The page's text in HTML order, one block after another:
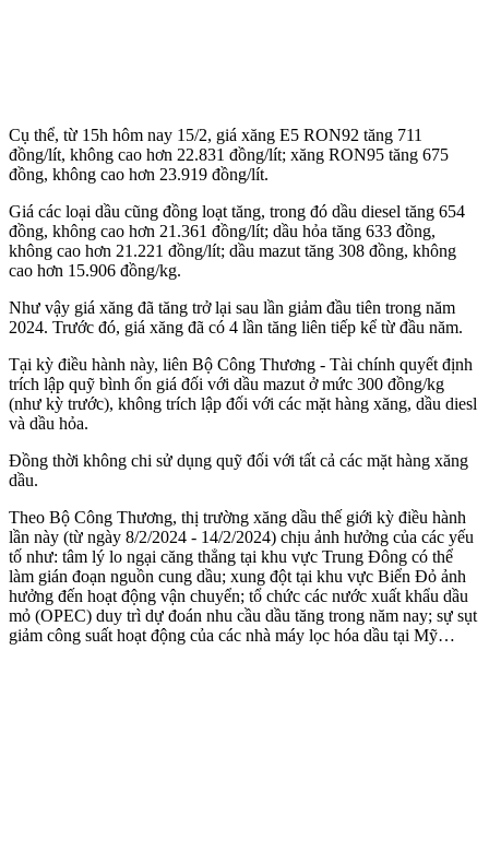
Cụ thể, từ 15h hôm nay 15/2, giá xăng E5 RON92 tăng 711
đồng/lít, không cao hơn 22.831 đồng/lít; xăng RON95 tăng 675
đồng, không cao hơn 23.919 đồng/lít.
Giá các loại dầu cũng đồng loạt tăng, trong đó dầu di‌esel tăng 654
đồng, không cao hơn 21.361 đồng/lít; dầu hỏa tăng 633 đồng,
không cao hơn 21.221 đồng/lít; dầu mazut tăng 308 đồng, không
cao hơn 15.906 đồng/kg.
Như vậy giá xăng đã tăng trở lại sau lần giảm đầu tiên trong năm
2024. Trước đó, giá xăng đã có 4 lần tăng liên tiếp kể từ đầu năm.
Tại kỳ điều hành này, liên Bộ Công Thương - Tài chính quyết định
trích lập quỹ bình ổn giá đối với dầu mazut ở mức 300 đồng/kg
(như kỳ trước), không trích lập đối với các mặt hàng xăng, dầu di‌esl
và dầu hỏa.
Đồng thời không chi sử dụng quỹ đối với tất cả các mặt hàng xăng
dầu.
Theo Bộ Công Thương, thị trường xăng dầu thế giới kỳ điều hành
lần này (từ ngày 8/2/2024 - 14/2/2024) chịu ảnh hưởng của các yếu
tố như: tâm lý lo ngại căng thẳng tại khu vực Trung Đông có thể
làm gián đoạn nguồn cung dầu; xung đột tại khu vực Biển Đỏ ảnh
hưởng đến hoạt động vận chuyển; tổ chức các nước xuất khẩu dầu
mỏ (OPEC) duy trì dự đoán nhu cầu dầu tăng trong năm nay; sự sụt
giảm công suất hoạt động của các nhà máy lọc hóa dầu tại Mỹ…